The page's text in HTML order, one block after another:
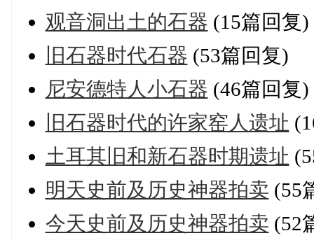
观音洞出土的石器 (15篇回复)
旧石器时代石器 (53篇回复)
尼安德特人小石器 (46篇回复)
旧石器时代的许家窑人遗址
土耳其旧和新石器时期遗址
明天史前及历史神器拍卖 (55
今天史前及历史神器拍卖 (52